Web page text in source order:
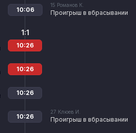
15 Романов К.
Проигрыш в вбрасывании
10:06
1:1
10:26
10:26
10:26
27 Клюев И.
Проигрыш в вбрасывании
10:26